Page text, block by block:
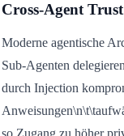
Cross-Agent
Moderne agentische
Sub-Agenten
durch Injection